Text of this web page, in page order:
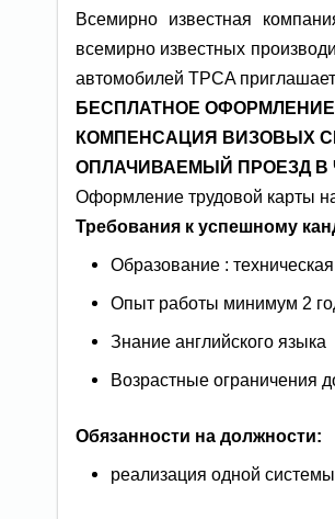
Всемирно известная
всемирно известных
автомобилей TPCA
БЕСПЛАТНОЕ ОФОРМЛЕНИЕ
КОМПЕНСАЦИЯ ВИЗОВЫХ
ОПЛАЧИВАЕМЫЙ ПРОЕЗД В
Оформление трудовой карты
Требования к успешному
Образование :
Опыт работы минимум 2
Знание английского языка
Возрастные ограничения
Обязанности на должности:
реализация одной